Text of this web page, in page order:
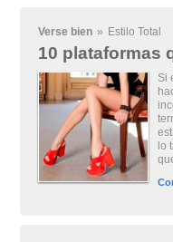
Verse bien » Estilo Total
10 plataformas
Si
lo